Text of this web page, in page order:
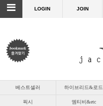
LOGIN JOIN
베스트셀러 하이브리드&로드
픽시 엠티비&etc